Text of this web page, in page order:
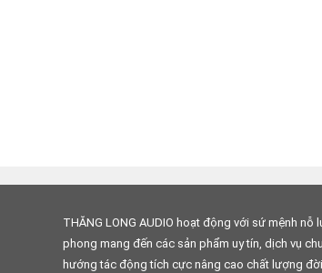
THĂNG LONG AUDIO hoạt động với sứ mệnh nỗ
phong mang đến các sản phẩm uy tín, dịch vụ
hướng tác động tích cực nâng cao chất lượng